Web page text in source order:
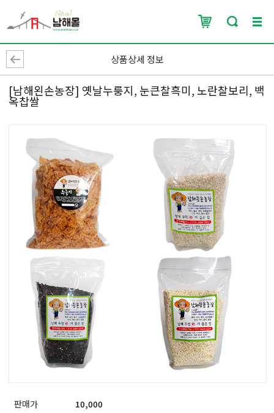
상품상세 정보
[남해왼손농장] 옛날누룽지, 눈큰찰흑미, 노란찰보리, 백
옥찹쌀
판매가 10,000